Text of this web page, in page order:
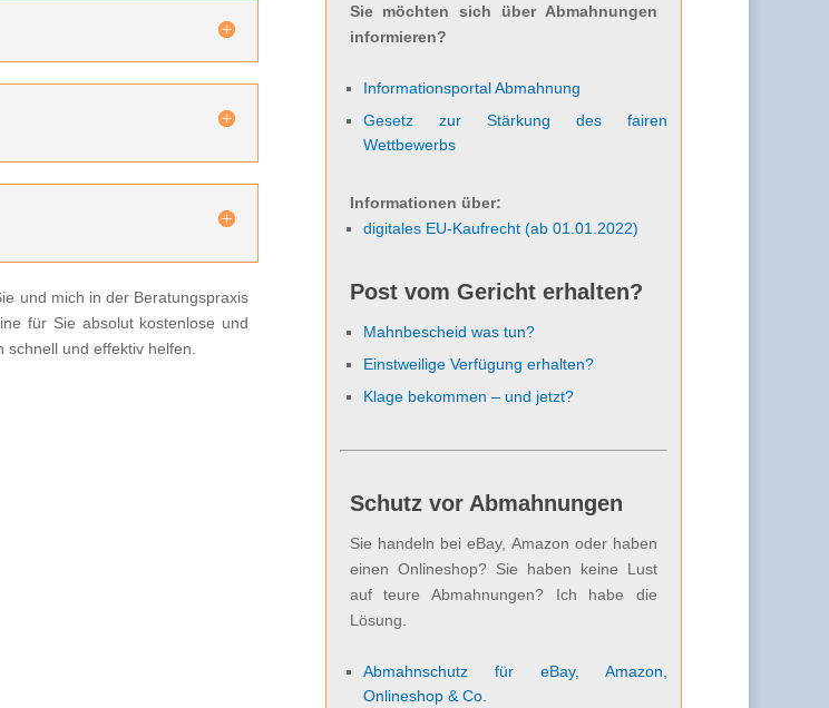
und mich in der Beratungspraxis
für Sie absolut kostenlose und
und effektiv helfen.
Sie möchten sich über Abmahnungen
informieren?
Informationsportal Abmahnung
Gesetz zur Stärkung des fairen
Wettbewerbs
Informationen über:
digitales EU-Kaufrecht (ab 01.01.2022)
Post vom Gericht erhalten?
Mahnbescheid was tun?
Einstweilige Verfügung erhalten?
Klage bekommen – und jetzt?
Schutz vor Abmahnungen
Sie handeln bei eBay, Amazon oder haben
einen Onlineshop? Sie haben keine Lust
auf teure Abmahnungen? Ich habe die
Lösung.
Abmahnschutz für eBay, Amazon,
Onlineshop & Co.